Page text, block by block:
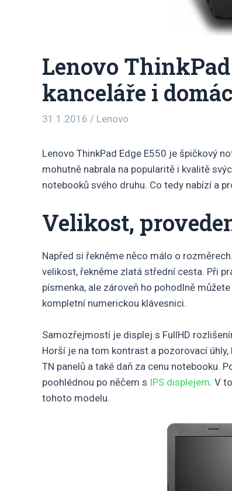
Lenovo ThinkPad
kanceláře i
31.1.2016 / Lenovo
Lenovo ThinkPad Edge E550 je špičkový
mohutně nabrala na popularitě i kvalitě
notebooků svého druhu. Co tedy nabízí a
Velikost,
Napřed si řekněme něco málo o
velikost, řekněme zlatá střední cesta. Při
písmenka, ale zároveň ho pohodlně
kompletní numerickou klávesnici.
Samozřejmostí je displej s FullHD
Horší je na tom kontrast a pozorovací
TN panelů a také daň za cenu notebooku.
poohlédnou po něčem s IPS displejem. V
tohoto modelu.